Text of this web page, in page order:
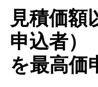
見積価額
申込者）
を最高価